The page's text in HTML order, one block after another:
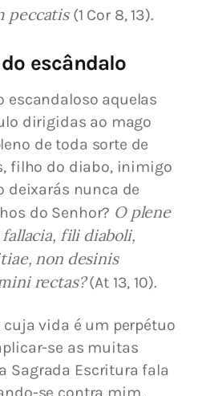
peccatis (1 Cor 8, 13).
escândalo
escandaloso aquelas
dirigidas ao mago
de toda sorte de
filho do diabo, inimigo
deixarás nunca de
do Senhor? O plene
fili diaboli,
non desinis
rectas? (At 13, 10).
cuja vida é um perpétuo
se as muitas
Sagrada Escritura fala